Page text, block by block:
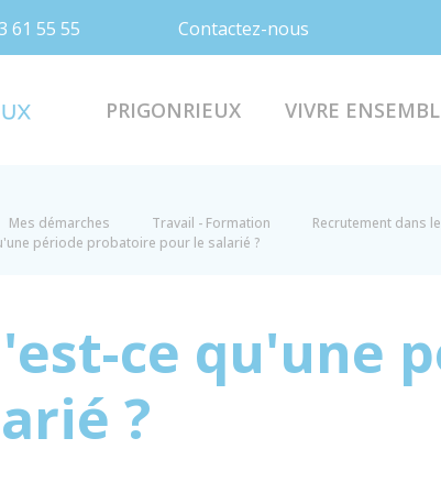
61 55 55 Contactez-nous
PRIGONRIEUX VIVRE
Mes démarches Travail - Formation
Recrutement dans
période probatoire pour le salarié ?
ce qu'une
?